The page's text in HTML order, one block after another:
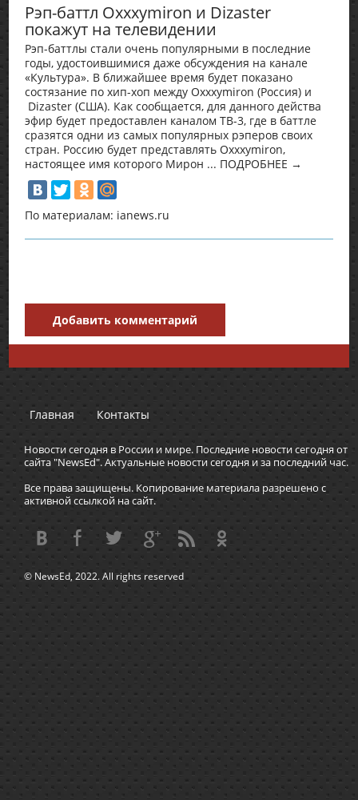
Рэп-баттл Oxxxymiron и Dizaster
покажут на телевидении
Рэп-баттлы стали очень популярными в последние
годы, удостоившимися даже обсуждения на канале
«Культура». В ближайшее время будет показано
состязание по хип-хоп между Oxxxymiron (Россия) и
Dizaster (США). Как сообщается, для данного действа
эфир будет предоставлен каналом ТВ-3, где в баттле
сразятся одни из самых популярных рэперов своих
стран. Россию будет представлять Oxxxymiron,
настоящее имя которого Мирон ... ПОДРОБНЕЕ →
По материалам: ianews.ru
Добавить комментарий
Главная Контакты
Новости сегодня в России и мире. Последние новости сегодня от
сайта "NewsEd". Актуальные новости сегодня и за последний час.
Все права защищены. Копирование материала разрешено с
активной ссылкой на сайт.
© NewsEd, 2022. All rights reserved